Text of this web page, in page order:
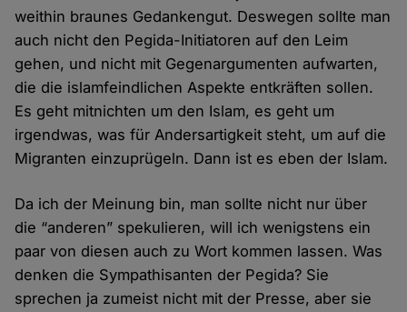
weithin braunes Gedankengut. Deswegen sollte man
auch nicht den Pegida-Initiatoren auf den Leim
gehen, und nicht mit Gegenargumenten aufwarten,
die die islamfeindlichen Aspekte entkräften sollen.
Es geht mitnichten um den Islam, es geht um
irgendwas, was für Andersartigkeit steht, um auf die
Migranten einzuprügeln. Dann ist es eben der Islam.
Da ich der Meinung bin, man sollte nicht nur über
die “anderen” spekulieren, will ich wenigstens ein
paar von diesen auch zu Wort kommen lassen. Was
denken die Sympathisanten der Pegida? Sie
sprechen ja zumeist nicht mit der Presse, aber sie